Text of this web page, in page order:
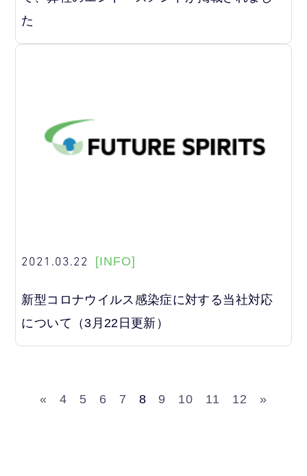
た
2021.03.22 [INFO]
新型コロナウイルス感染症に対する当社対応
について（3月22日更新）
« 4 5 6 7 8 9 10 11 12 »